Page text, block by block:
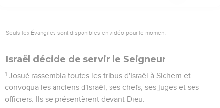
Seuls les Évangiles sont disponibles en vidéo pour le moment.
Israël décide de servir le Seigneur
1 Josué rassembla toutes les tribus d'Israël à Sichem et
convoqua les anciens d'Israël, ses chefs, ses juges et ses
officiers. Ils se présentèrent devant Dieu.